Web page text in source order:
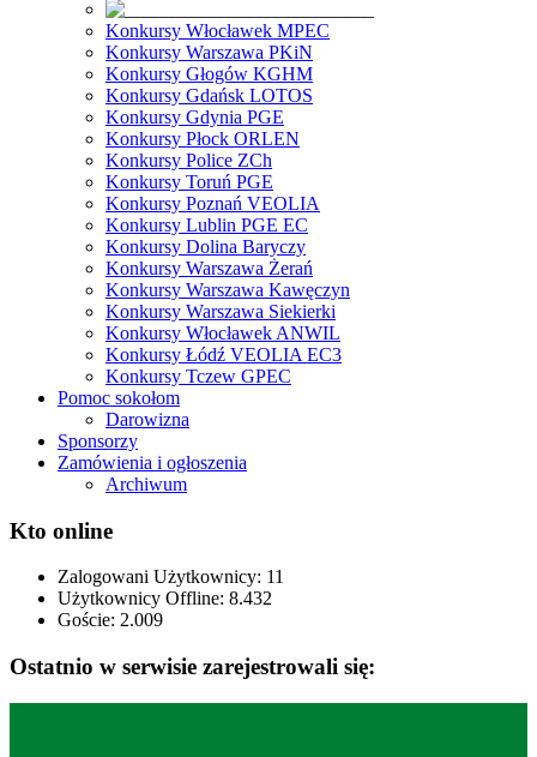
Konkursy Włocławek MPEC
Konkursy Warszawa PKiN
Konkursy Głogów KGHM
Konkursy Gdańsk LOTOS
Konkursy Gdynia PGE
Konkursy Płock ORLEN
Konkursy Police ZCh
Konkursy Toruń PGE
Konkursy Poznań VEOLIA
Konkursy Lublin PGE EC
Konkursy Dolina Baryczy
Konkursy Warszawa Żerań
Konkursy Warszawa Kawęczyn
Konkursy Warszawa Siekierki
Konkursy Włocławek ANWIL
Konkursy Łódź VEOLIA EC3
Konkursy Tczew GPEC
Pomoc sokołom
Darowizna
Sponsorzy
Zamówienia i ogłoszenia
Archiwum
Kto online
Zalogowani Użytkownicy: 11
Użytkownicy Offline: 8.432
Goście: 2.009
Ostatnio w serwisie zarejestrowali się: